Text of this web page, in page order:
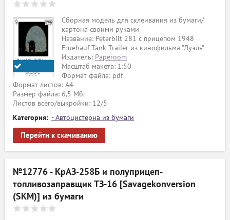
Paperoom
Сборная модель для склеивания из бумаги/
картона своими руками
Название: Peterbilt 281 с прицепом 1948
Fruehauf Tank Trailer из кинофильма "Дуэль"
Издатель: Paperoom
Масштаб макета: 1:50
Формат файла: pdf
Формат листов: A4
Размер файла: 6,5 Мб.
Листов всего/выкройки: 12/5
Категория: - Автоцистерна из бумаги
Перейти к скачиванию
№12776 - КрАЗ-258Б и полуприцеп-
топливозаправщик ТЗ-16 [Savagekonversion
(SKM)] из бумаги